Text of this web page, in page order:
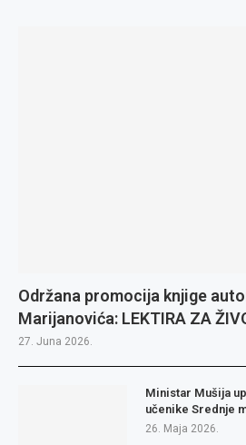
Održana promocija knjige
Marijanovića: LEKTIRA ZA
27. Juna 2026.
Ministar Mušija
učenike Srednje
26. Maja 2026.